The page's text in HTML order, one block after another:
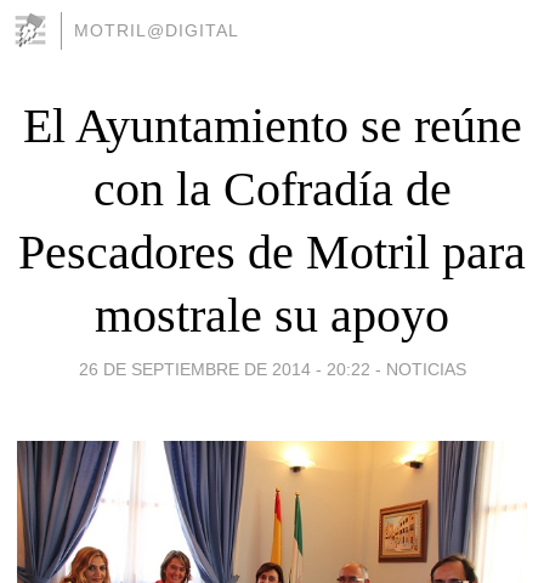
MOTRIL@DIGITAL
El Ayuntamiento se reúne
con la Cofradía de
Pescadores de Motril para
mostrale su apoyo
26 DE SEPTIEMBRE DE 2014 - 20:22 - NOTICIAS